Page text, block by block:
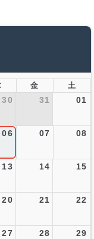
金 土
30 31 01
06 07 08
13 14 15
20 21 22
27 28 29